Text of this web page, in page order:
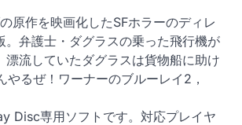
原作を映画化したSFホラーのディレ
。弁護士・ダグラスの乗った飛行機が
漂流していたダグラスは貨物船に助け
やるぜ！ワーナーのブルーレイ2，
Disc専用ソフトです。対応プレイヤ